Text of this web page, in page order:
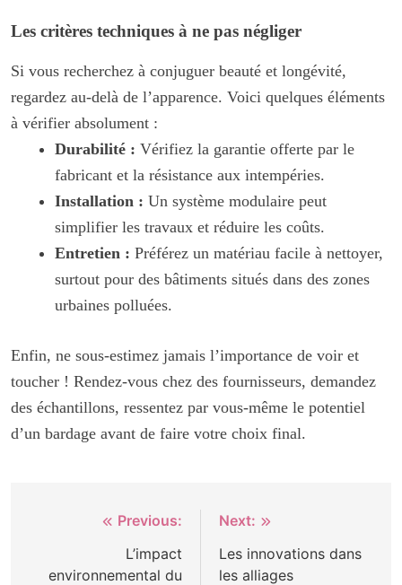
Les critères techniques à ne pas négliger
Si vous recherchez à conjuguer beauté et longévité,
regardez au-delà de l’apparence. Voici quelques éléments
à vérifier absolument :
Durabilité : Vérifiez la garantie offerte par le
fabricant et la résistance aux intempéries.
Installation : Un système modulaire peut
simplifier les travaux et réduire les coûts.
Entretien : Préférez un matériau facile à nettoyer,
surtout pour des bâtiments situés dans des zones
urbaines polluées.
Enfin, ne sous-estimez jamais l’importance de voir et
toucher ! Rendez-vous chez des fournisseurs, demandez
des échantillons, ressentez par vous-même le potentiel
d’un bardage avant de faire votre choix final.
navigation
Previous:
L’impact
environnemental du
Next:
Les innovations dans
les alliages